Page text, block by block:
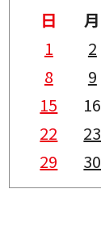
日 月
1
2
8
9
15
16
22
23
29
30